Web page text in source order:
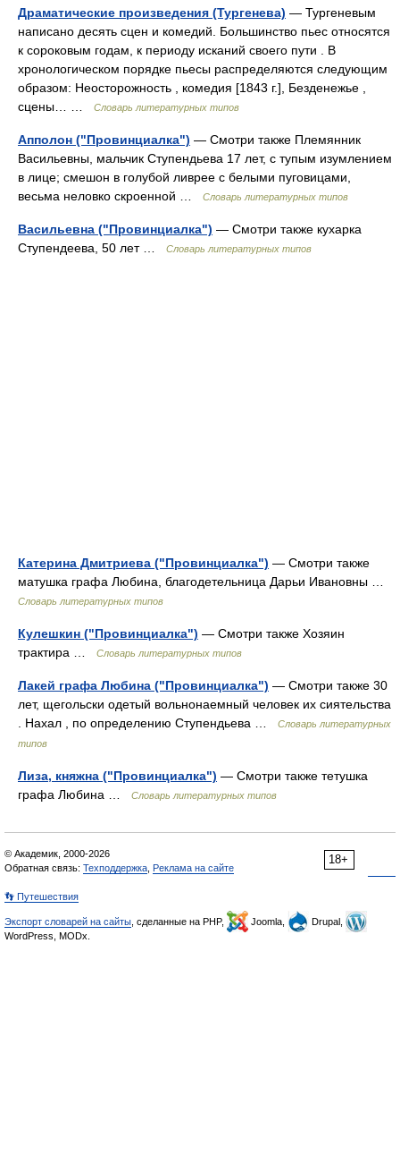
Драматические произведения (Тургенева) — Тургеневым
написано десять сцен и комедий. Большинство пьес относятся
к сороковым годам, к периоду исканий своего пути . В
хронологическом порядке пьесы распределяются следующим
образом: Неосторожность , комедия [1843 г.], Безденежье ,
сцены… …
Словарь литературных типов
Апполон ("Провинциалка") — Смотри также Племянник
Васильевны, мальчик Ступендьева 17 лет, с тупым изумлением
в лице; смешон в голубой ливрее с белыми пуговицами,
весьма неловко скроенной …
Словарь литературных типов
Васильевна ("Провинциалка") — Смотри также кухарка
Ступендеева, 50 лет …
Словарь литературных типов
Катерина Дмитриева ("Провинциалка") — Смотри также
матушка графа Любина, благодетельница Дарьи Ивановны …
Словарь литературных типов
Кулешкин ("Провинциалка") — Смотри также Хозяин
трактира …
Словарь литературных типов
Лакей графа Любина ("Провинциалка") — Смотри также 30
лет, щегольски одетый вольнонаемный человек их сиятельства
. Нахал , по определению Ступендьева …
Словарь литературных
типов
Лиза, княжна ("Провинциалка") — Смотри также тетушка
графа Любина …
Словарь литературных типов
18+
© Академик, 2000-2026
Обратная связь: Техподдержка Реклама на сайте
👣 Путешествия
Экспорт словарей на сайты , сделанные на PHP, Joomla,
Drupal,
WordPress, MODx.